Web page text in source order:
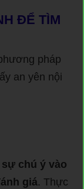
ĐỂ TÌM
pháp
an yên nội
chú ý vào
giá. Thực